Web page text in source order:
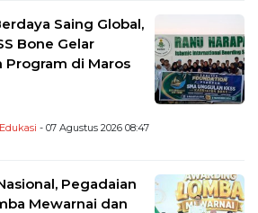
Saing Global,
Bone Gelar
Program di Maros
Edukasi - 07 Agustus 2026 08:47
Pegadaian
Mewarnai dan